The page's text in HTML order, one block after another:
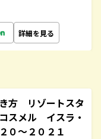
詳細を見る
方 リゾートスタ
メル イスラ・
０～２０２１